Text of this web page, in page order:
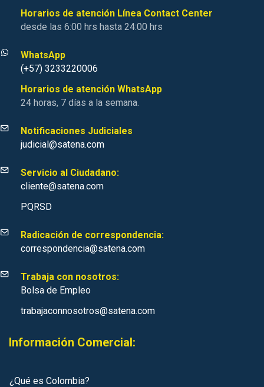
Horarios de atención Línea Contact Center
desde las 6:00 hrs hasta 24:00 hrs
WhatsApp
(+57) 3233220006
Horarios de atención WhatsApp
24 horas, 7 días a la semana.
Notificaciones Judiciales
judicial@satena.com
Servicio al Ciudadano:
cliente@satena.com
PQRSD
Radicación de correspondencia:
correspondencia@satena.com
Trabaja con nosotros:
Bolsa de Empleo
trabajaconnosotros@satena.com
Información Comercial:
¿Qué es Colombia?